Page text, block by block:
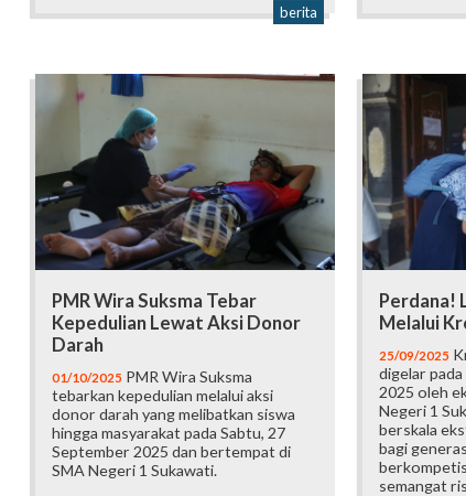
berita
PMR Wira Suksma Tebar
Kepedulian Lewat Aksi Donor
Darah
01/10/2025 PMR Wira Suksma
tebarkan kepedulian melalui aksi
donor darah yang melibatkan siswa
hingga masyarakat pada Sabtu, 27
September 2025 dan bertempat di
SMA Negeri 1 Sukawati.
Perdana!
Melalui
25/09/2025
digelar
2025 oleh
Negeri 1
berskala
bagi
semangat